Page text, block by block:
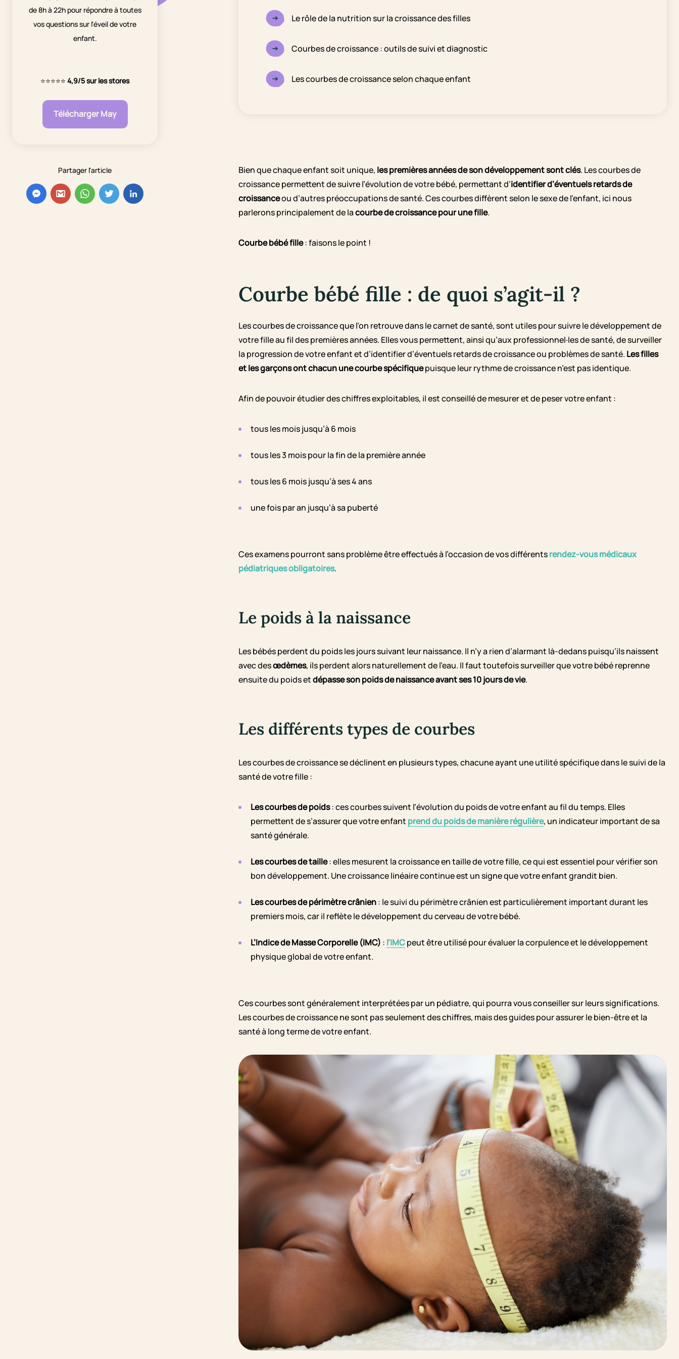
de 8h à 22h pour répondre à toutes
vos questions sur l'éveil de votre
enfant.
⭐⭐⭐⭐⭐ 4,9/5 sur les stores
Télécharger May
Partager l'article
Le rôle de la nutrition sur la croissance des filles
Courbes de croissance : outils de suivi et diagnostic
Les courbes de croissance selon chaque enfant
Bien que chaque enfant soit unique, les premières années de son développement sont clés. Les courbes de
croissance permettent de suivre l’évolution de votre bébé, permettant d’identifier d’éventuels retards de
croissanceou d’autres préoccupations de santé. Ces courbes diffèrent selon le sexe de l’enfant, ici nous
parlerons principalement de lacourbe de croissance pour une fille.
Courbe bébé fille: faisons le point !
Courbe bébé fille : de quoi s’agit-il ?
Les courbes de croissance que l’on retrouve dans le carnet de santé, sont utiles pour suivre le développement de
votre fille au fil des premières années. Elles vous permettent, ainsi qu’aux professionnel·les de santé, de surveiller
la progression de votre enfant et d’identifier d’éventuels retards de croissance ou problèmes de santé. Les filles
et les garçons ont chacun une courbe spécifiquepuisque leur rythme de croissance n’est pas identique.
Afin de pouvoir étudier des chiffres exploitables, il est conseillé de mesurer et de peser votre enfant :
tous les mois jusqu’à 6 mois
tous les 3 mois pour la fin de la première année
tous les 6 mois jusqu’à ses 4 ans
une fois par an jusqu’à sa puberté
Ces examens pourront sans problème être effectués à l’occasion de vos différentsrendez-vous médicaux
pédiatriques obligatoires.
Le poids à la naissance
Les bébés perdent du poids les jours suivant leur naissance. Il n’y a rien d’alarmant là-dedans puisqu’ils naissent
avec desœdèmes, ils perdent alors naturellement de l’eau. Il faut toutefois surveiller que votre bébé reprenne
ensuite du poids etdépasse son poids de naissance avant ses 10 jours de vie.
Les différents types de courbes
Les courbes de croissance se déclinent en plusieurs types, chacune ayant une utilité spécifique dans le suivi de la
santé de votre fille :
Les courbes de poids: ces courbes suivent l’évolution du poids de votre enfant au fil du temps. Elles
permettent de s’assurer que votre enfant prend du poids de manière régulière, un indicateur important de sa
santé générale.
Les courbes de taille: elles mesurent la croissance en taille de votre fille, ce qui est essentiel pour vérifier son
bon développement. Une croissance linéaire continue est un signe que votre enfant grandit bien.
Les courbes de périmètre crânien: le suivi du périmètre crânien est particulièrement important durant les
premiers mois, car il reflète le développement du cerveau de votre bébé.
L’Indice de Masse Corporelle (IMC) : l’IMCpeut être utilisé pour évaluer la corpulence et le développement
physique global de votre enfant.
Ces courbes sont généralement interprétées par un pédiatre, qui pourra vous conseiller sur leurs significations.
Les courbes de croissance ne sont pas seulement des chiffres, mais des guides pour assurer le bien-être et la
santé à long terme de votre enfant.